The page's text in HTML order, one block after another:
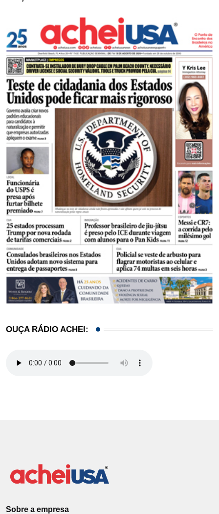
OUÇA RÁDIO ACHEI:
Sobre a empresa